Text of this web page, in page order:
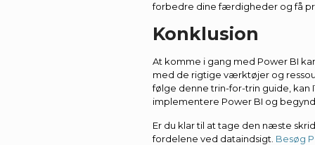
forbedre dine færdigheder og få
Konklusion
At komme i gang med Power BI
med de rigtige værktøjer og
følge denne trin-for-trin guide, kan
implementere Power BI og
Er du klar til at tage den næste
fordelene ved dataindsigt. Besøg